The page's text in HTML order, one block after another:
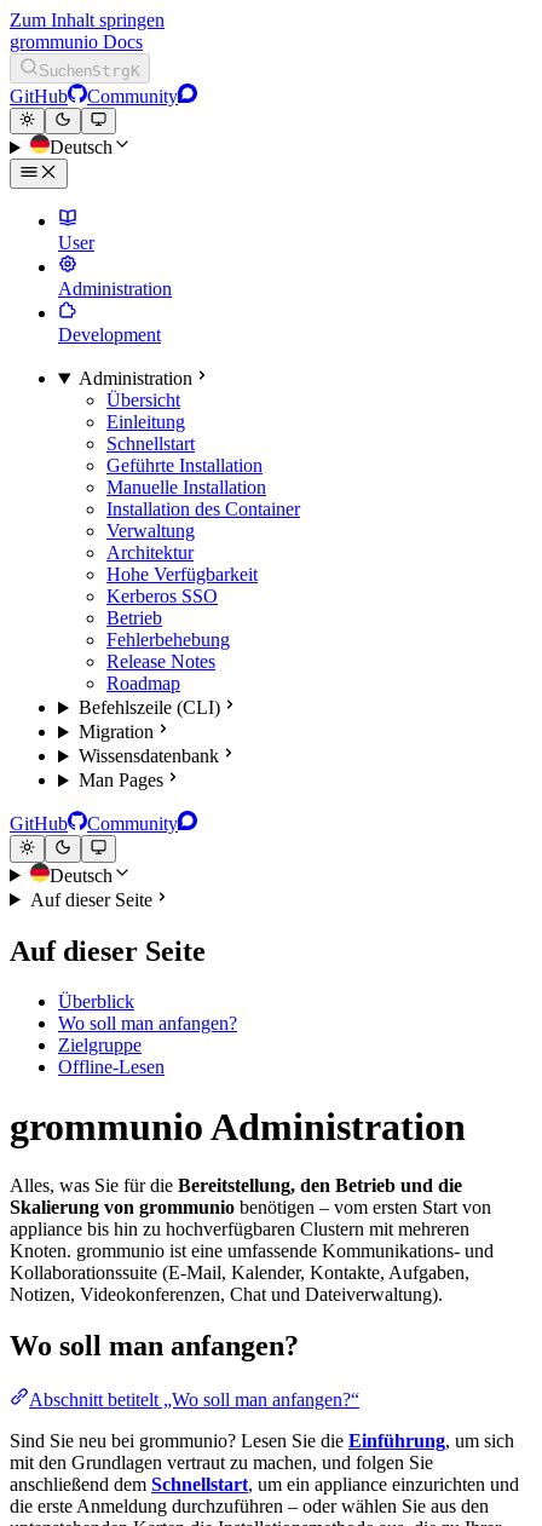
Zum Inhalt springen
grommunio Docs
SuchenStrgK
GitHub Community
Deutsch
User
Administration
Development
Administration
Übersicht
Einleitung
Schnellstart
Geführte Installation
Manuelle Installation
Installation des Container
Verwaltung
Architektur
Hohe Verfügbarkeit
Kerberos SSO
Betrieb
Fehlerbehebung
Release Notes
Roadmap
Befehlszeile (CLI)
Migration
Wissensdatenbank
Man Pages
GitHub Community
Deutsch
Auf dieser Seite
Auf dieser Seite
Überblick
Wo soll man anfangen?
Zielgruppe
Offline-Lesen
grommunio Administration
Alles, was Sie für die Bereitstellung, den Betrieb und die
Skalierung von grommunio benötigen – vom ersten Start von
appliance bis hin zu hochverfügbaren Clustern mit mehreren
Knoten. grommunio ist eine umfassende Kommunikations- und
Kollaborationssuite (E-Mail, Kalender, Kontakte, Aufgaben,
Notizen, Videokonferenzen, Chat und Dateiverwaltung).
Wo soll man anfangen?
Abschnitt betitelt „Wo soll man anfangen?“
Sind Sie neu bei grommunio? Lesen Sie die Einführung, um sich
mit den Grundlagen vertraut zu machen, und folgen Sie
anschließend dem Schnellstart, um ein appliance einzurichten und
die erste Anmeldung durchzuführen – oder wählen Sie aus den